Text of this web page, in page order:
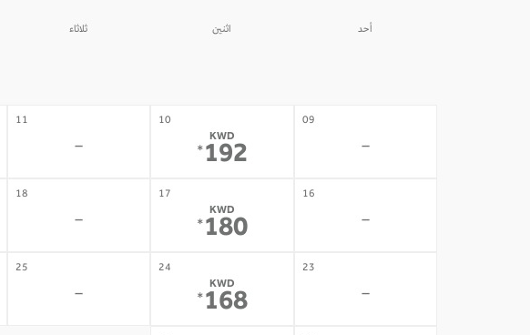
أحد اثنين ثلاثاء
09
-
10
KWD
192
*
11
-
16
-
17
KWD
180
*
18
-
23
-
24
KWD
168
*
25
-